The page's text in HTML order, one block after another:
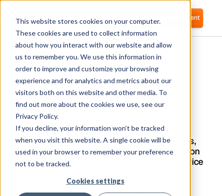
This website stores cookies on your computer.
These cookies are used to collect information
about how you interact with our website and allow
us to remember you. We use this information in
order to improve and customize your browsing
experience and for analytics and metrics about our
visitors both on this website and other media. To
find out more about the cookies we use, see our
Privacy Policy.
If you decline, your information won’t be tracked
when you visit this website. A single cookie will be
used in your browser to remember your preference
not to be tracked.
Cookies settings
Se connecter Commencer gratuitement
Charlie
Corma s'intègre directement à Charlie pour
automatiser la gestion des accès aux logiciels,
le provisionnement des utilisateurs et la gestion
des accès aux identités (IAM) en tant que service
Qu'est-ce que Charlie ?